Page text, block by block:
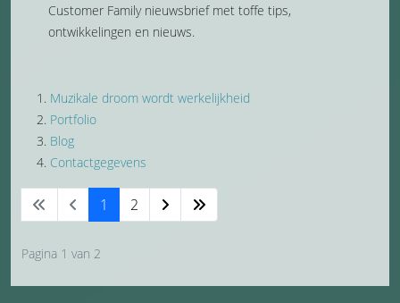
Customer Family nieuwsbrief met toffe tips,
ontwikkelingen en nieuws.
Muzikale droom wordt werkelijkheid
Portfolio
Blog
Contactgegevens
1 2
Pagina 1 van 2